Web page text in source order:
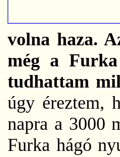
volna haza.
még a Furka
tudhattam
úgy éreztem,
napra a 3000
Furka hágó